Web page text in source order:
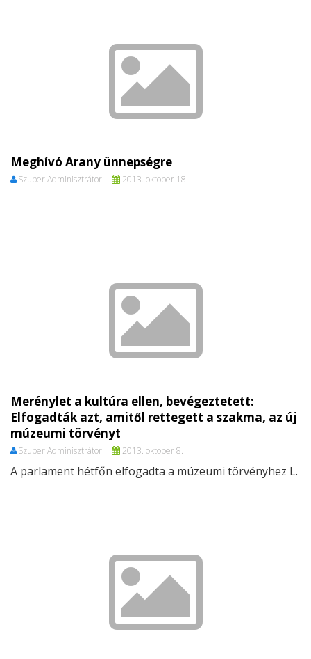
Meghívó Arany ünnepségre
Szuper Adminisztrátor 2013. oktober 18.
Merénylet a kultúra ellen, bevégeztetett:
Elfogadták azt, amitől rettegett a szakma, az új
múzeumi törvényt
Szuper Adminisztrátor 2013. oktober 8.
A parlament hétfőn elfogadta a múzeumi törvényhez L.